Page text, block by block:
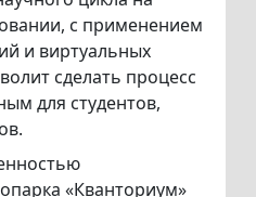
с применением
и виртуальных
сделать процесс
для студентов,
«Кванториум»